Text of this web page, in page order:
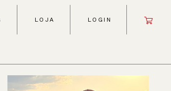
LOJA LOGIN